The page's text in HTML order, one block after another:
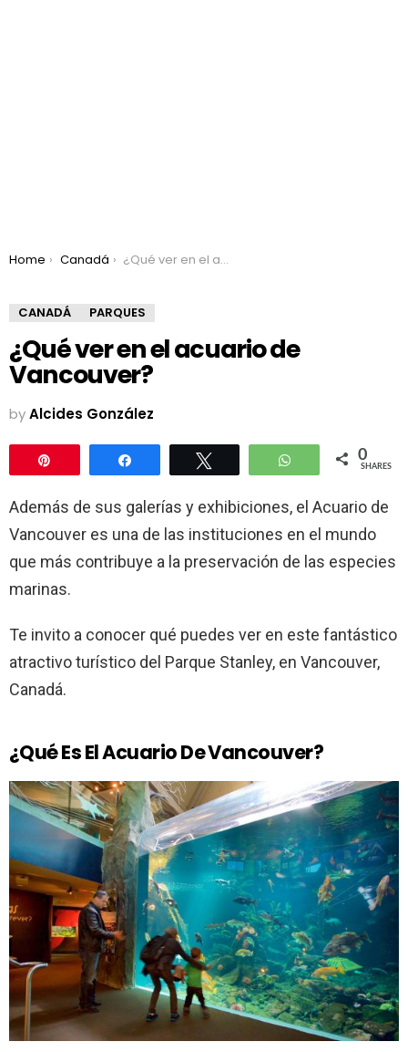
You are here:
Home Canadá ¿Qué ver en el acuario de Vancouver?
CANADÁ PARQUES
¿Qué ver en el acuario de
Vancouver?
byAlcides González
WhatsApp0
SHARES
Además de sus galerías y exhibiciones, el Acuario de
Vancouver es una de las instituciones en el mundo
que más contribuye a la preservación de las especies
marinas.
Te invito a conocer qué puedes ver en este fantástico
atractivo turístico del Parque Stanley, en Vancouver,
Canadá.
¿Qué Es El Acuario De Vancouver?